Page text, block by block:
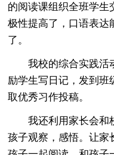
的阅读课组织全班学生
极性提高了，口语表达
了。
我校的综合实践活
励学生写日记，发到班
取优秀习作投稿。
我还利用家长会和
孩子观察，感悟。让家